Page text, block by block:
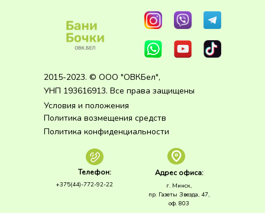
2015-2023. © ООО "ОВКБел",
УНП 193616913. Все права защищены
Условия и положения
Политика конфиденциальности
Политика возмещения средств
Адрес офиса:
Телефон:
г. Минск,
пр. Газеты Звезда, 47,
оф. 803
+375(44)-772-92-22